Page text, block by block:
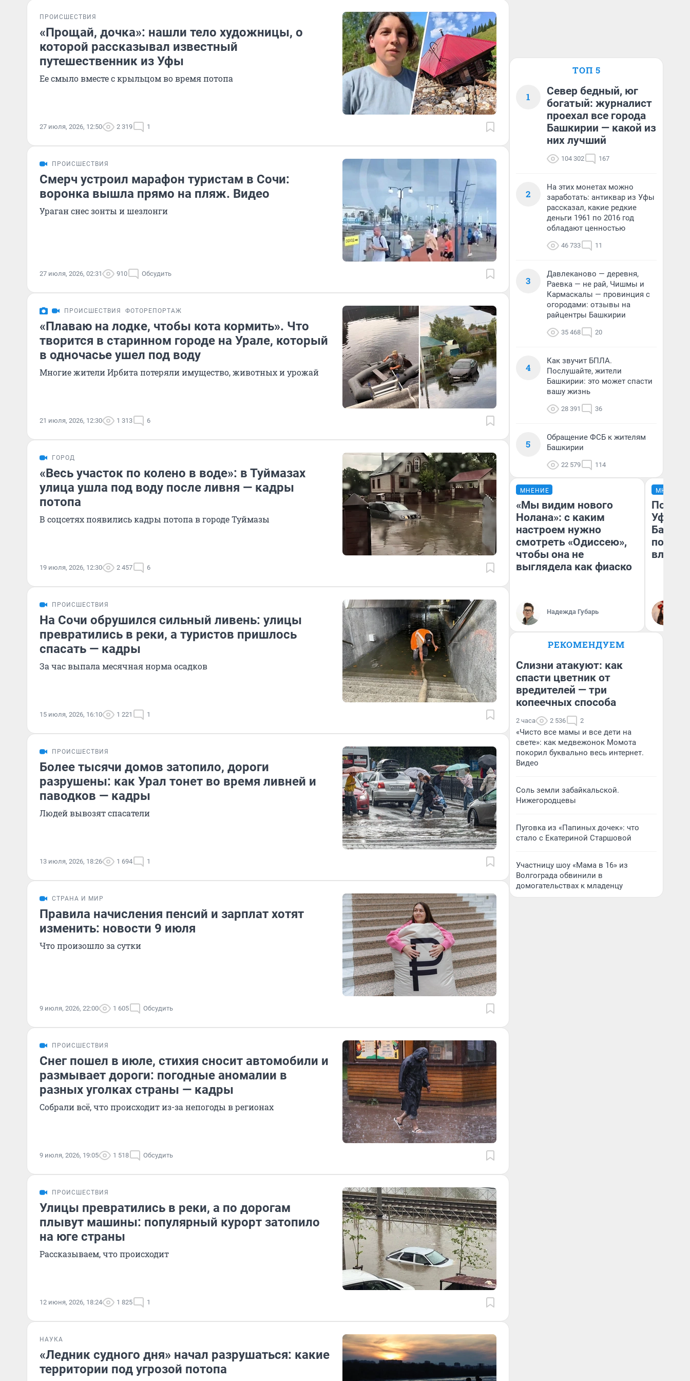
ПРОИСШЕСТВИЯ
«Прощай, дочка»: нашли тело художницы, о
которой рассказывал известный
путешественник из Уфы
Ее смыло вместе с крыльцом во время потопа
27 июля, 2026, 12:50 2 319 1
ПРОИСШЕСТВИЯ
Смерч устроил марафон туристам в Сочи:
воронка вышла прямо на пляж. Видео
Ураган снес зонты и шезлонги
27 июля, 2026, 02:31 910 Обсудить
ПРОИСШЕСТВИЯ ФОТОРЕПОРТАЖ
«Плаваю на лодке, чтобы кота кормить». Что
творится в старинном городе на Урале, который
в одночасье ушел под воду
Многие жители Ирбита потеряли имущество, животных и урожай
21 июля, 2026, 12:30 1 313 6
ГОРОД
«Весь участок по колено в воде»: в Туймазах
улица ушла под воду после ливня — кадры
потопа
В соцсетях появились кадры потопа в городе Туймазы
19 июля, 2026, 12:30 2 457 6
ПРОИСШЕСТВИЯ
На Сочи обрушился сильный ливень: улицы
превратились в реки, а туристов пришлось
спасать — кадры
За час выпала месячная норма осадков
15 июля, 2026, 16:10 1 221 1
ПРОИСШЕСТВИЯ
Более тысячи домов затопило, дороги
разрушены: как Урал тонет во время ливней и
паводков — кадры
Людей вывозят спасатели
13 июля, 2026, 18:26 1 694 1
СТРАНА И МИР
Правила начисления пенсий и зарплат хотят
изменить: новости 9 июля
Что произошло за сутки
9 июля, 2026, 22:00 1 605 Обсудить
ПРОИСШЕСТВИЯ
Снег пошел в июле, стихия сносит автомобили и
размывает дороги: погодные аномалии в
разных уголках страны — кадры
Собрали всё, что происходит из-за непогоды в регионах
9 июля, 2026, 19:05 1 518 Обсудить
ПРОИСШЕСТВИЯ
Улицы превратились в реки, а по дорогам
плывут машины: популярный курорт затопило
на юге страны
Рассказываем, что происходит
12 июня, 2026, 18:24 1 825 1
НАУКА
«Ледник судного дня» начал разрушаться: какие
территории под угрозой потопа
ТОП 5
1
Север бедный, юг
богатый: журналист
проехал все города
Башкирии — какой из
них лучший
104 302 167
2
На этих монетах можно
заработать: антиквар из Уфы
рассказал, какие редкие
деньги 1961 по 2016 год
обладают ценностью
46 733 11
3
Давлеканово — деревня,
Раевка — не рай, Чишмы и
Кармаскалы — провинция с
огородами: отзывы на
райцентры Башкирии
35 468 20
4
Как звучит БПЛА.
Послушайте, жители
Башкирии: это может спасти
вашу жизнь
28 391 36
5
Обращение ФСБ к жителям
Башкирии
22 579 114
МНЕНИЕ
«Мы видим нового
Нолана»: с каким
настроем нужно
смотреть «Одиссею»,
чтобы она не
выглядела как фиаско
Надежда Губарь
МНЕНИЕ
Уфы:
РЕКОМЕНДУЕМ
Слизни атакуют: как
спасти цветник от
вредителей — три
копеечных способа
2 часа 2 536 2
«Чисто все мамы и все дети на
свете»: как медвежонок Момота
покорил буквально весь интернет.
Видео
Соль земли забайкальской.
Нижегородцевы
Пуговка из «Папиных дочек»: что
стало с Екатериной Старшовой
Участницу шоу «Мама в 16» из
Волгограда обвинили в
домогательствах к младенцу